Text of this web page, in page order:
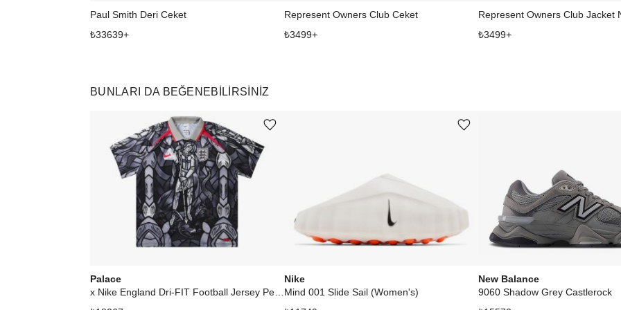
Paul Smith Deri Ceket
₺33639+
Represent Owners Club Ceket
₺3499+
Represent Owners Club Jacket
₺3499+
BUNLARI DA BEĞENEBILIRSINIZ
Palace
Ürünü istek listesine ekle veya listeden çıkar
Nike
Mind 001 Slide Sail (Women's)
Ürünü istek listesine ekle veya listeden çıkar
New Balance
9060 Shadow Grey Castlerock